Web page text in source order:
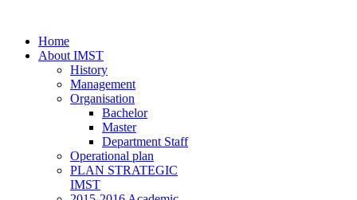
Home
About IMST
History
Management
Organisation
Bachelor
Master
Department Staff
Operational plan
PLAN STRATEGIC
IMST